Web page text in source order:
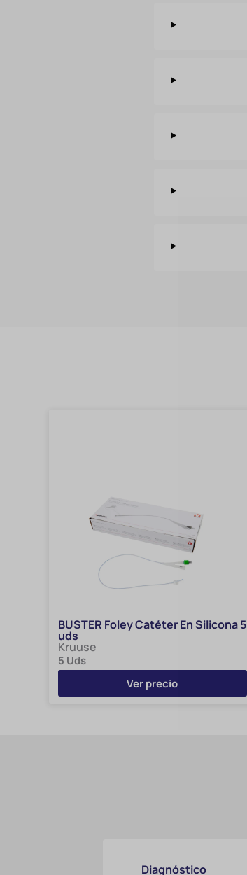
BUSTER Foley Catéter En Silicona 5
uds
Kruuse
5 Uds
Ver precio
Diagnóstico